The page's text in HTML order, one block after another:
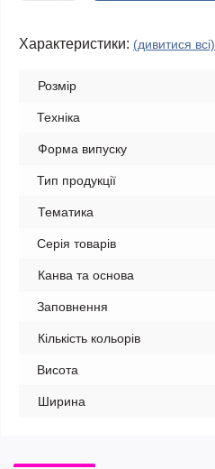
Характеристики: (дивитися всі)
Розмір
Техніка
Форма випуску
Тип продукції
Тематика
Серія товарів
Канва та основа
Заповнення
Кількість кольорів
Висота
Ширина